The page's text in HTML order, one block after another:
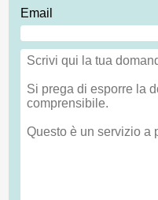
Email